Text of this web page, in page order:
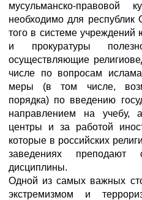
мусульманско-правовой
необходимо для республик
того в системе
и прокуратуры
осуществляющие
числе по вопросам
меры (в том числе,
порядка) по введению
направлением на учебу,
центры и за работой
которые в российских
заведениях
дисциплины.
Одной из самых важных
экстремизмом и